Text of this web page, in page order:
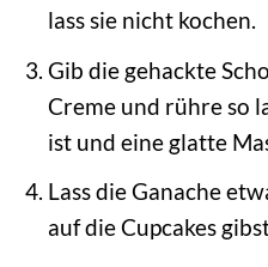
lass sie nicht kochen.
Gib die gehackte
Creme und rühre so
ist und eine glatte
Lass die Ganache
auf die Cupcakes